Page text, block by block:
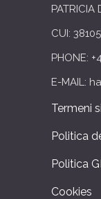
PATRICIA
CUI:
PHONE:
E-MAIL:
Termeni
Politica
Politica
Cookies